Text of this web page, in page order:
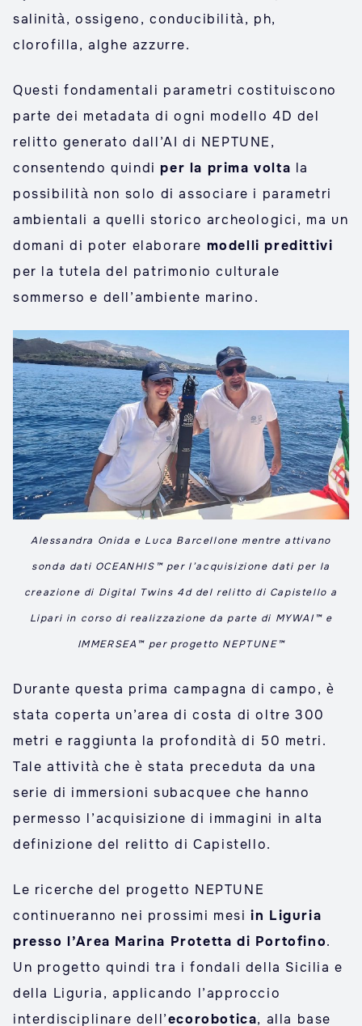
salinità, ossigeno, conducibilità, ph,
clorofilla, alghe azzurre.
Questi fondamentali parametri costituiscono
parte dei metadata di ogni modello 4D del
relitto generato dall’AI di NEPTUNE,
consentendo quindiper la prima volta la
possibilità non solo di associare i parametri
ambientali a quelli storico archeologici, ma un
domani di poter elaborare modelli predittivi
per la tutela del patrimonio culturale
sommerso e dell’ambiente marino.
Alessandra Onida e Luca Barcellone mentre attivano
sonda dati OCEANHIS™ per l’acquisizione dati per la
creazione di Digital Twins 4d del relitto di Capistello a
Lipari in corso di realizzazione da parte di MYWAI™ e
IMMERSEA™ per progetto NEPTUNE™
Durante questa prima campagna di campo, è
stata coperta un’area di costa di oltre 300
metri e raggiunta la profondità di 50 metri.
Tale attività che è stata preceduta da una
serie di immersioni subacquee che hanno
permesso l’acquisizione di immagini in alta
definizione del relitto di Capistello.
Le ricerche del progetto NEPTUNE
continueranno nei prossimi mesiin Liguria
presso l’Area Marina Protetta di Portofino.
Un progetto quindi tra i fondali della Sicilia e
della Liguria, applicando l’approccio
interdisciplinare dell’ecorobotica, alla base